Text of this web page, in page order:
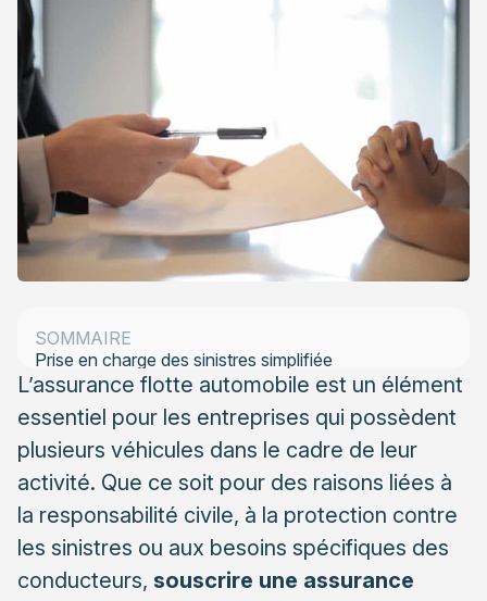
L’assurance flotte automobile est un élément
essentiel pour les entreprises qui possèdent
plusieurs véhicules dans le cadre de leur
activité. Que ce soit pour des raisons liées à
la responsabilité civile, à la protection contre
les sinistres ou aux besoins spécifiques des
conducteurs, souscrire une assurance
SOMMAIRE
Couverture complète et adaptée aux besoins
Réduction des coûts
Gestion simplifiée
Prise en charge des sinistres simplifiée